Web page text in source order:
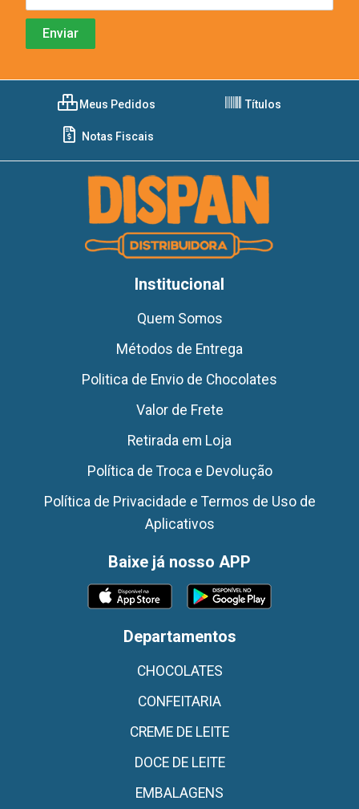
Meus Pedidos Títulos
Notas Fiscais
Institucional
Quem Somos
Métodos de Entrega
Politica de Envio de Chocolates
Valor de Frete
Retirada em Loja
Política de Troca e Devolução
Política de Privacidade e Termos de Uso de
Aplicativos
Baixe já nosso APP
Departamentos
CHOCOLATES
CONFEITARIA
CREME DE LEITE
DOCE DE LEITE
EMBALAGENS